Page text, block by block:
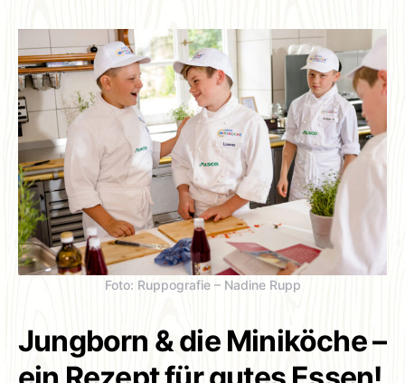
Foto: Ruppografie – Nadine Rupp
Jungborn & die Miniköche –